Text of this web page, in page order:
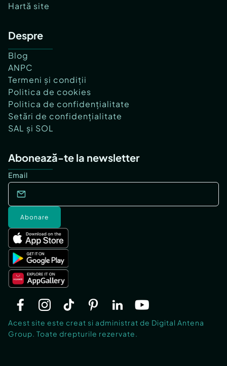
Hartă site
Despre
Blog
ANPC
Termeni și condiții
Politica de cookies
Politica de confidențialitate
Setări de confidențialitate
SAL și SOL
Abonează-te la newsletter
Email
Abonare
Acest site este creat si administrat de Digital Antena
Group. Toate drepturile rezervate.